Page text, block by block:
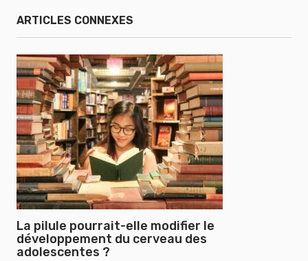
ARTICLES CONNEXES
La pilule pourrait-elle modifier le
développement du cerveau des
adolescentes ?